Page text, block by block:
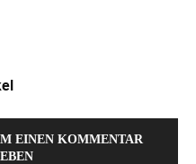
EINEN KOMMENTAR